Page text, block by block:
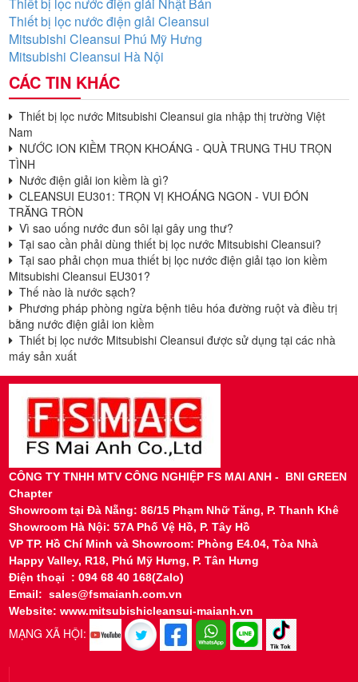
Thiết bị lọc nước điện giải Cleansui
Mitsubishi Cleansui Phú Mỹ Hưng
Mitsubishi Cleansui Hà Nội
CÁC TIN KHÁC
Thiết bị lọc nước Mitsubishi Cleansui gia nhập thị trường Việt
Nam
NƯỚC ION KIỀM TRỌN KHOÁNG - QUÀ TRUNG THU TRỌN
TÌNH
Nước điện giải ion kiềm là gì?
CLEANSUI EU301: TRỌN VỊ KHOÁNG NGON - VUI ĐÓN
TRĂNG TRÒN
Vì sao uống nước đun sôi lại gây ung thư?
Tại sao cần phải dùng thiết bị lọc nước Mitsubishi Cleansui?
Tại sao phải chọn mua thiết bị lọc nước điện giải tạo ion kiềm
Mitsubishi Cleansui EU301?
Thế nào là nước sạch?
Phương pháp phòng ngừa bệnh tiêu hóa đường ruột và điều trị
bằng nước điện giải ion kiềm
Thiết bị lọc nước Mitsubishi Cleansui được sử dụng tại các nhà
máy sản xuất
CÔNG TY TNHH MTV CÔNG NGHIỆP FS MAI ANH - BNI GREEN
Chapter
Showroom tạiĐà Nẵng: 86/15 Phạm Nhữ Tăng, P. Thanh Khê
Showroom Hà Nội: 57A Phố Vệ Hồ, P. Tây Hồ
VP TP. Hồ Chí Minh và Showroom: Phòng E4.04, Tòa Nhà
Happy Valley, R18, Phú Mỹ Hưng, P. Tân Hưng
Điện thoại : 094 68 40 168(Zalo)
Email: sales@fsmaianh.com.vn
Website: www.mitsubishicleansui-maianh.vn
MẠNG XÃ HỘI: